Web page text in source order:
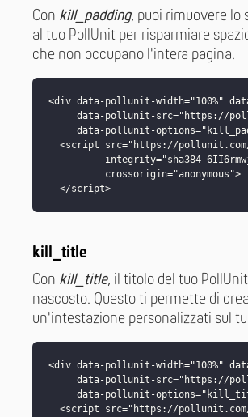
Con kill_padding, puoi rimuovere lo
al tuo PollUnit per risparmiare
che non occupano l'intera pagina.
<div data-pollunit-width="100%"
data-pollunit-src="https://
data-pollunit-
<script src="https://
integrity="sha384-
          crossorigin="anonymous">
  </script>
kill_title
Con kill_title, il titolo del tuo
nascosto. Questo ti permette di
un'intestazione personalizzati sul
<div data-pollunit-width="100%"
data-pollunit-src="https://
data-pollunit-
<script src="https://